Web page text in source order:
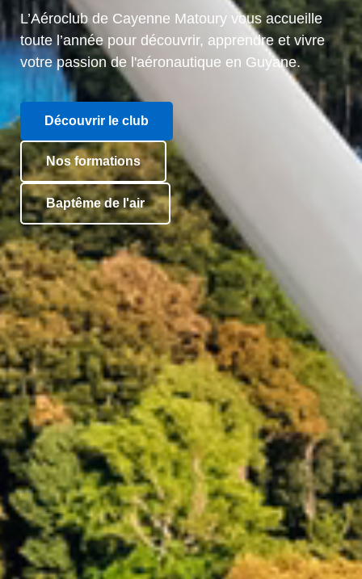
L’Aéroclub de Cayenne Matoury vous accueille
toute l’année pour découvrir, apprendre et vivre
votre passion de l'aéronautique en Guyane.
Découvrir le club
Nos formations
Baptême de l'air